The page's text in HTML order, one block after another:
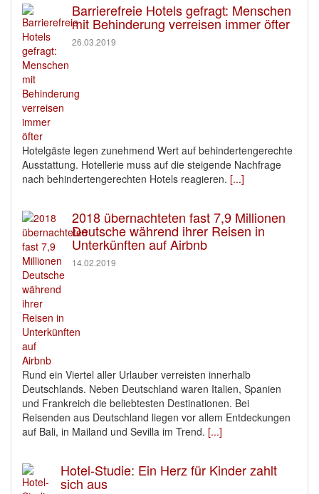
Barrierefreie Hotels gefragt: Menschen
mit Behinderung verreisen immer öfter
26.03.2019
Hotelgäste legen zunehmend Wert auf behindertengerechte
Ausstattung. Hotellerie muss auf die steigende Nachfrage
nach behindertengerechten Hotels reagieren. [...]
2018 übernachteten fast 7,9 Millionen
Deutsche während ihrer Reisen in
Unterkünften auf Airbnb
14.02.2019
Rund ein Viertel aller Urlauber verreisten innerhalb
Deutschlands. Neben Deutschland waren Italien, Spanien
und Frankreich die beliebtesten Destinationen. Bei
Reisenden aus Deutschland liegen vor allem Entdeckungen
auf Bali, in Mailand und Sevilla im Trend. [...]
Hotel-Studie: Ein Herz für Kinder zahlt
sich aus